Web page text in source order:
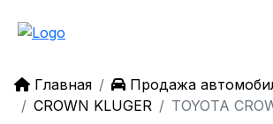
Главная Продажа
CROWN KLUGER
TOYOTA